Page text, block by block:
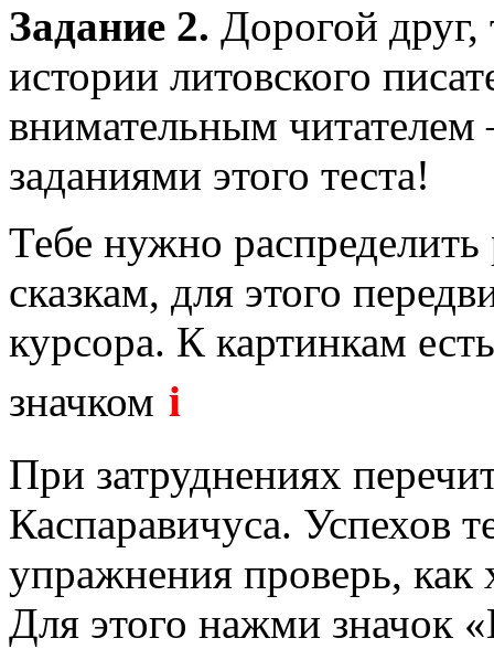
Задание 2. Дорогой
истории литовского
внимательным читателем
заданиями этого теста!
Тебе нужно распределить
сказкам, для этого
курсора. К картинкам
значком i
При затруднениях
Каспаравичуса. Успехов
упражнения проверь,
Для этого нажми значок